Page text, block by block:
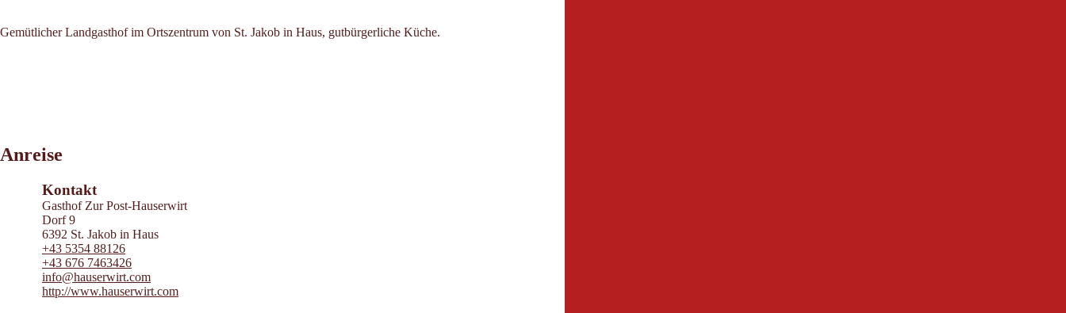
Gemütlicher Landgasthof im Ortszentrum von St. Jakob in Haus, gutbürgerliche Küche.
Anreise
Leaflet ©
OpenStreetMap contributors 2026
Kontakt
Gasthof Zur Post-Hauserwirt
Dorf 9
6392 St. Jakob in Haus
+43 5354 88126
+43 676 7463426
info@hauserwirt.com
http://www.hauserwirt.com